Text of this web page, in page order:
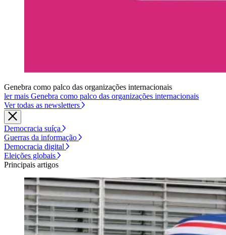
Genebra como palco das organizações internacionais
ler mais Genebra como palco das organizações internacionais
Ver todas as newsletters
Democracia suíça
Guerras da informação
Democracia digital
Eleições globais
Principais artigos